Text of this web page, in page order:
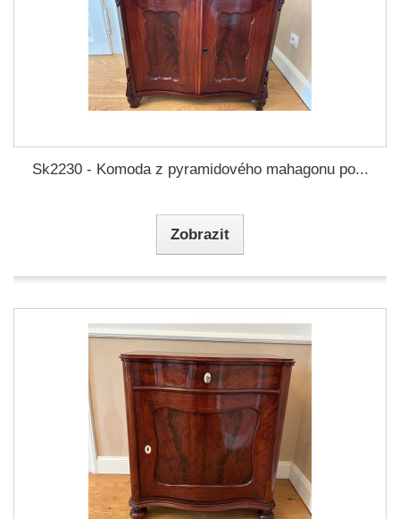
Sk2230 - Komoda z pyramidového mahagonu po...
Zobrazit